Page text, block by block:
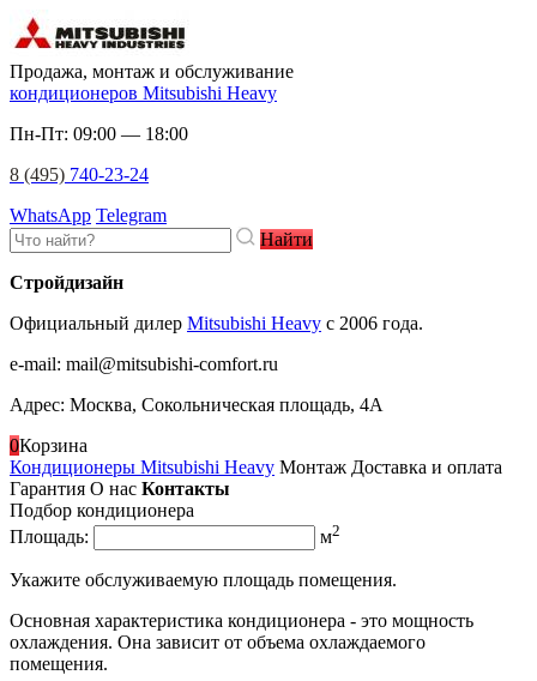
Продажа, монтаж и обслуживание
кондиционеров Mitsubishi Heavy
Пн-Пт: 09:00 — 18:00
8 (495) 740-23-24
WhatsApp Telegram
Найти
Стройдизайн
Официальный дилер Mitsubishi Heavy c 2006 года.
e-mail: mail@mitsubishi-comfort.ru
Адрес: Москва, Сокольническая площадь, 4А
0Корзина
Кондиционеры Mitsubishi Heavy Монтаж Доставка и оплата
Гарантия О нас Контакты
Подбор кондиционера
Площадь:
м2
Укажите обслуживаемую площадь помещения.
Основная характеристика кондиционера - это мощность
охлаждения. Она зависит от объема охлаждаемого
помещения.